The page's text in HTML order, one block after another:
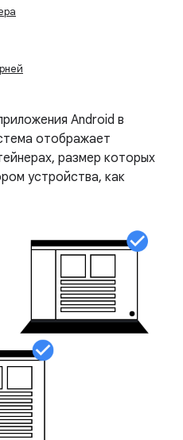
Android в
отображает
размер которых
устройства, как